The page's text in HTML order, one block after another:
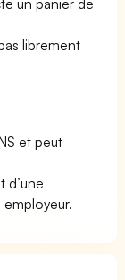
librement
et peut
d’une